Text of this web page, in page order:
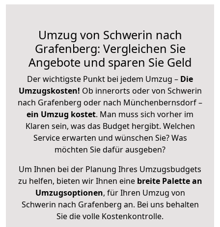
Umzug von Schwerin nach
Grafenberg: Vergleichen Sie
Angebote und sparen Sie Geld
Der wichtigste Punkt bei jedem Umzug – Die
Umzugskosten! Ob innerorts oder von Schwerin
nach Grafenberg oder nach Münchenbernsdorf –
ein Umzug kostet. Man muss sich vorher im
Klaren sein, was das Budget hergibt. Welchen
Service erwarten und wünschen Sie? Was
möchten Sie dafür ausgeben?
Um Ihnen bei der Planung Ihres Umzugsbudgets
zu helfen, bieten wir Ihnen eine breite Palette an
Umzugsoptionen, für Ihren Umzug von
Schwerin nach Grafenberg an. Bei uns behalten
Sie die volle Kostenkontrolle.